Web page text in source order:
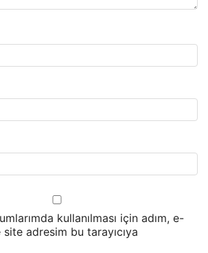
kullanılması için adım, e-
adresim bu tarayıcıya